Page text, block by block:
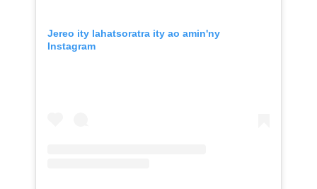
Jereo ity lahatsoratra ity ao amin'ny
Instagram